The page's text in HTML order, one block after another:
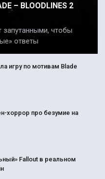
– BLOODLINES 2
запутанными, чтобы
ответы
игру по мотивам Blade
хоррор про безумие на
Fallout в реальном